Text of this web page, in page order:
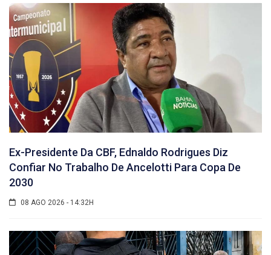
Ex-Presidente Da CBF, Ednaldo Rodrigues Diz
Confiar No Trabalho De Ancelotti Para Copa De
2030
08 AGO 2026 - 14:32H